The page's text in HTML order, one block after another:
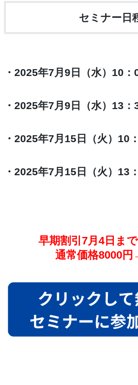
セミナー日
・2025年7月9日（水）10
・2025年7月9日（水）13
・2025年7月15日（火）10
・2025年7月15日（火）13
早期割引7月4日ま
通常価格8000